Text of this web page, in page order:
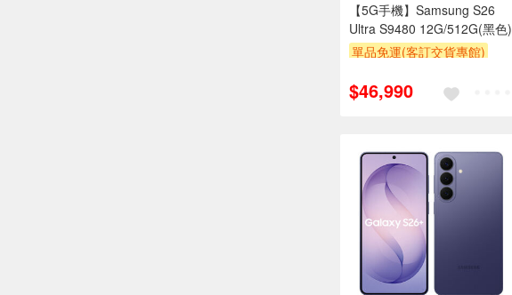
【5G手機】Samsung S26
Ultra S9480 12G/512G(黑色)
單品免運(客訂交貨專館)
$46,990